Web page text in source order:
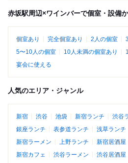
赤坂駅周辺×ワインバーで個室・設備
個室あり 完全個室あり 2人の個室
5〜10人の個室
10人未満の個室あり
宴会に使える
人気のエリア・ジャンル
新宿 渋谷 池袋 新宿ランチ 渋谷
銀座ランチ
表参道ランチ 浅草ランチ
新宿ラーメン
上野ランチ 新宿居酒屋
新宿カフェ
渋谷ラーメン 渋谷居酒屋